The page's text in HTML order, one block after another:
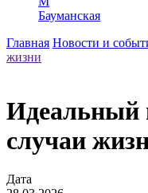
Бауманская
Главная Новости и
жизни
Идеальный
случаи
Дата